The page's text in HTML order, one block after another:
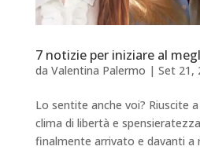
7 notizie per iniziare al
da Valentina Palermo | Set 21,
Lo sentite anche voi? Riuscite
clima di libertà e
finalmente arrivato e davanti a